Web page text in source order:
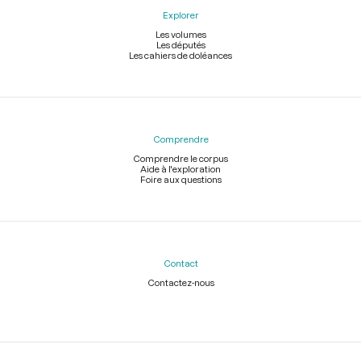
Explorer
Les volumes
Les députés
Les cahiers de doléances
Comprendre
Comprendre le corpus
Aide à l'exploration
Foire aux questions
Contact
Contactez-nous
Légal